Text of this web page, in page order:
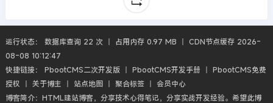
运行状态： 数据库查询 22 次 丨 占用内存 0.97 MB 丨 CDN节点缓存 2026-
08-08 10:12:47
快捷链接： PbootCMS二次开发版丨 PbootCMS开发手册 丨 PbootCMS免费
授权 丨 关于博主 丨 站点地图丨 聚合标签丨 会员中心
博客简介：HTML建站博客，分享技术心得笔记，分享实战开发经验。希望此博